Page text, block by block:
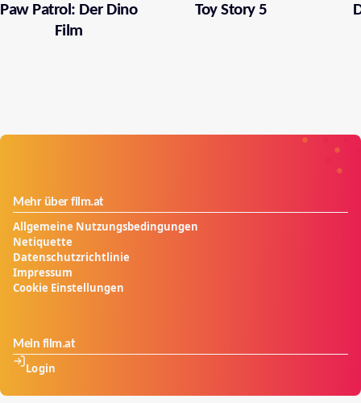
Paw Patrol: Der Dino
Film
Toy Story 5
Mehr über film.at
Allgemeine Nutzungsbedingungen
Netiquette
Datenschutzrichtlinie
Impressum
Cookie Einstellungen
Mein film.at
Login